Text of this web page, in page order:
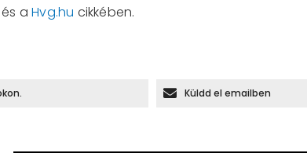
és aHvg.hu cikkében.
Küldd el emailben